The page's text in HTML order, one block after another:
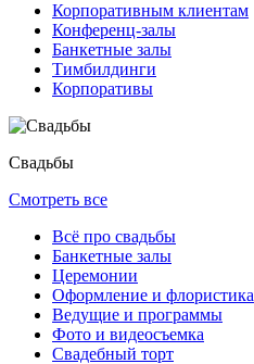
Корпоративным клиентам
Конференц-залы
Банкетные залы
Тимбилдинги
Корпоративы
Свадьбы
Смотреть все
Всё про свадьбы
Банкетные залы
Церемонии
Оформление и флористика
Ведущие и программы
Фото и видеосъемка
Свадебный торт